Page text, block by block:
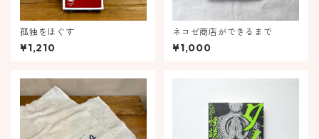
孤独をほぐす
¥1,210
ネコゼ商店ができるまで
¥1,000